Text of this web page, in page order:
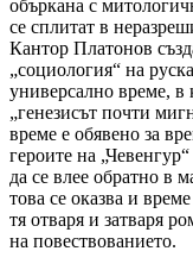
объркана с
се сплитат в
Кантор Платонов
„социология“ на
универсално време, в
„генезисът почти
време е обявено за
героите на
да се влее обратно в
това се оказва и
тя отваря и затваря
на повествованието.